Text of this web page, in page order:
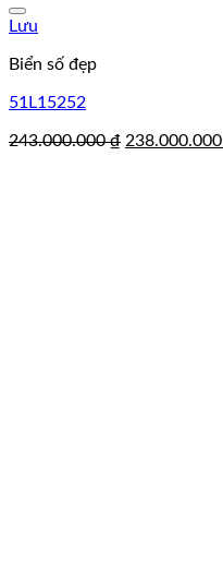
Lưu
Biển số đẹp
51L15252
243.000.000₫ Giá
238.000.000